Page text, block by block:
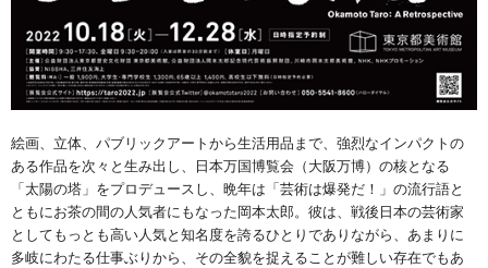
絵画、立体、パブリックアートから生活用品まで、強烈なインパクトの
ある作品を次々と生み出し、日本万国博覧会（大阪万博）の核となる
「太陽の塔」をプロデュースし、晩年は「芸術は爆発だ！」の流行語と
ともにお茶の間の人気者にもなった岡本太郎。彼は、戦後日本の芸術家
としてもっとも高い人気と知名度を誇るひとりでありながら、あまりに
多岐にわたる仕事ぶりから、その全貌を捉えることが難しい存在でもあ